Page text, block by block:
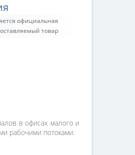
официальная
товар
в офисах малого и
рабочими потоками.